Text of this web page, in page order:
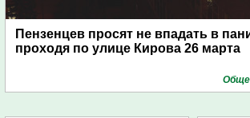
Пензенцев просят не впадать в
проходя по улице Кирова 26 марта